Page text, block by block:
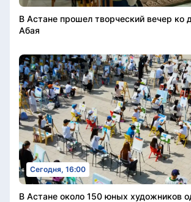
В Астане прошел творческий вечер ко
Абая
Сегодня, 16:00
В Астане около 150 юных художников